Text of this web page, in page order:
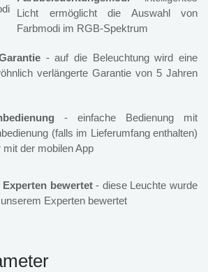
Licht ermöglicht die Auswahl von
Farbmodi im RGB-Spektrum
- auf die Beleuchtung wird eine
verlängerte Garantie von 5 Jahren
- einfache Bedienung mit
(falls im Lieferumfang enthalten)
mit der mobilen App
Experten bewertet- diese Leuchte wurde
Experten bewertet